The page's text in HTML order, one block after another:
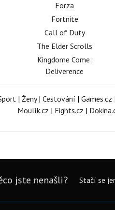
Forza
Fortnite
Call of Duty
The Elder Scrolls
Kingdome Come:
Deliverence
| Ženy| Cestování | Games.cz |
Moulík.cz | Fights.cz |
jste nenašli? Stačí se